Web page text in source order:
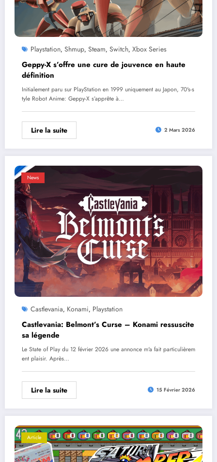
Playstation, Shmup, Steam, Switch, Xbox Series
Geppy-X s’offre une cure de jouvence en haute
définition
Initialement paru sur PlayStation en 1999 uniquement au Japon, 70's-s
tyle Robot Anime: Geppy-X s’apprête à…
Lire la suite 2 Mars 2026
News
Castlevania, Konami, Playstation
Castlevania: Belmont’s Curse – Konami ressuscite
sa légende
Le State of Play du 12 février 2026 une annonce m'a fait particulièrem
ent plaisir. Après…
Lire la suite 15 Février 2026
Article